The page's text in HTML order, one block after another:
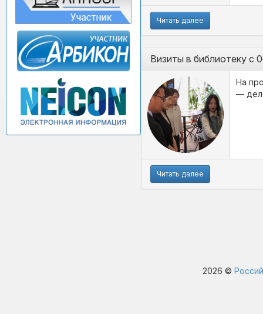
Читать далее
Визиты в библиотеку с
На
—
Читать далее
2026 ©